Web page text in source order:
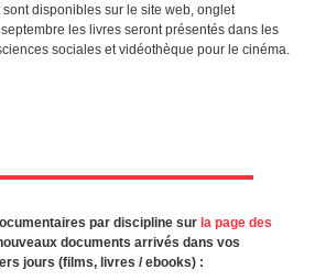
disponibles sur le site web, onglet
les livres seront présentés dans les
sociales et vidéothèque pour le cinéma.
par discipline sur la page des
documents arrivés dans vos
jours (films, livres / ebooks) :